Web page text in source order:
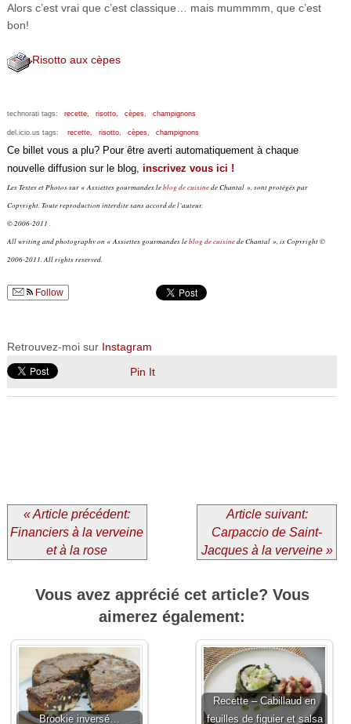
Alors c’est vrai que c’est classique… mais mummmm, que c’est
bon!
Risotto aux cèpes
technorati tags: recette, risotto, cèpes, champignons
del.icio.us tags: recette, risotto, cèpes, champignons
Ce billet vous a plu? Pour être averti automatiquement à chaque
nouvelle diffusion sur le blog, inscrivez vous ici !
Les Textes et Photos sur « Assiettes gourmandes leblog de cuisinede Chantal », sont protégés par
Copyright. Toute reproduction interdite sans accord de l’auteur.
© 2006-2011 .
All writing and photography on « Assiettes gourmandes leblog de cuisinede Chantal », is Copyright ©
2006-2011. All rights reserved.
Follow
Retrouvez-moi sur Instagram
Pin It
« Article précédent:
Financiers à la verveine
et à la rose
Article suivant:
Carpaccio de Saint-
Jacques à la verveine »
Vous avez apprécié cet article? Vous
aimerez également:
Brookie inversé…
Recette – Cabillaud en
feuilles de figuier et salsa